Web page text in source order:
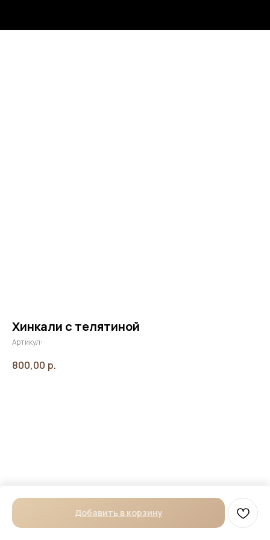
Хинкали с телятиной
Артикул:
800,00 р.
Добавить в корзину